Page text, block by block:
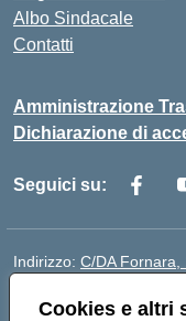
Cookies e altri
Albo Sindacale
Contatti
Amministrazione
Dichiarazione di
Seguici su:
Indirizzo: C/DA
Posta elettronica